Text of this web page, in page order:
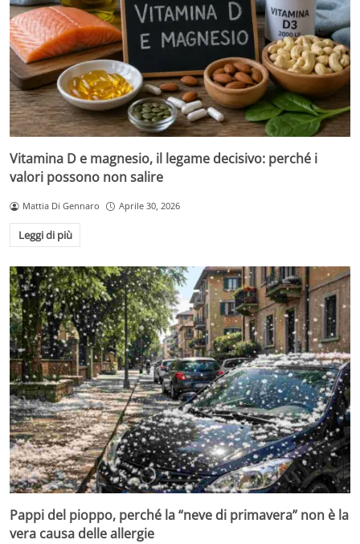
Vitamina D e magnesio, il legame decisivo: perché i
valori possono non salire
Mattia Di Gennaro Aprile 30, 2026
Leggi di più
Pappi del pioppo, perché la “neve di primavera” non è la
vera causa delle allergie